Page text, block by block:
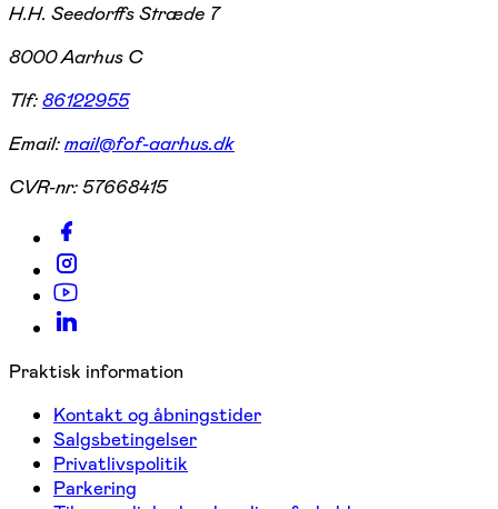
H.H. Seedorffs Stræde 7
8000 Aarhus C
Tlf:86122955
Email:mail@fof-aarhus.dk
CVR-nr:57668415
Praktisk information
Kontakt og åbningstider
Salgsbetingelser
Privatlivspolitik
Parkering